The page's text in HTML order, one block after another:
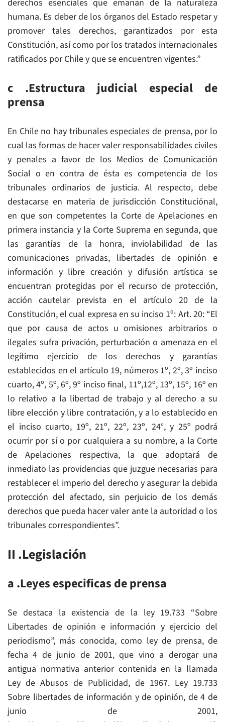
derechos esenciales que emanan de la naturaleza
humana. Es deber de los órganos del Estado respetar y
promover tales derechos, garantizados por esta
Constitución, así como por los tratados internacionales
ratificados por Chile y que se encuentren vigentes.”
c .Estructura judicial especial de
prensa
En Chile no hay tribunales especiales de prensa, por lo
cual las formas de hacer valer responsabilidades civiles
y penales a favor de los Medios de Comunicación
Social o en contra de ésta es competencia de los
tribunales ordinarios de justicia. Al respecto, debe
destacarse en materia de jurisdicción Constituciónal,
en que son competentes la Corte de Apelaciones en
primera instancia y la Corte Suprema en segunda, que
las garantías de la honra, inviolabilidad de las
comunicaciones privadas, libertades de opinión e
información y libre creación y difusión artística se
encuentran protegidas por el recurso de protección,
acción cautelar prevista en el artículo 20 de la
Constitución, el cual expresa en su inciso 1º: Art. 20: “El
que por causa de actos u omisiones arbitrarios o
ilegales sufra privación, perturbación o amenaza en el
legítimo ejercicio de los derechos y garantías
establecidos en el artículo 19, números 1º, 2º, 3º inciso
cuarto, 4º, 5º, 6º, 9º inciso final, 11º,12º, 13º, 15º, 16º en
lo relativo a la libertad de trabajo y al derecho a su
libre elección y libre contratación, y a lo establecido en
el inciso cuarto, 19º, 21º, 22º, 23º, 24°, y 25º podrá
ocurrir por sí o por cualquiera a su nombre, a la Corte
de Apelaciones respectiva, la que adoptará de
inmediato las providencias que juzgue necesarias para
restablecer el imperio del derecho y asegurar la debida
protección del afectado, sin perjuicio de los demás
derechos que pueda hacer valer ante la autoridad o los
tribunales correspondientes”.
II .Legislación
a .Leyes especificas de prensa
Se destaca la existencia de la ley 19.733 “Sobre
Libertades de opinión e información y ejercicio del
periodismo”, más conocida, como ley de prensa, de
fecha 4 de junio de 2001, que vino a derogar una
antigua normativa anterior contenida en la llamada
Ley de Abusos de Publicidad, de 1967. Ley 19.733
Sobre libertades de información y de opinión, de 4 de
junio de 2001,